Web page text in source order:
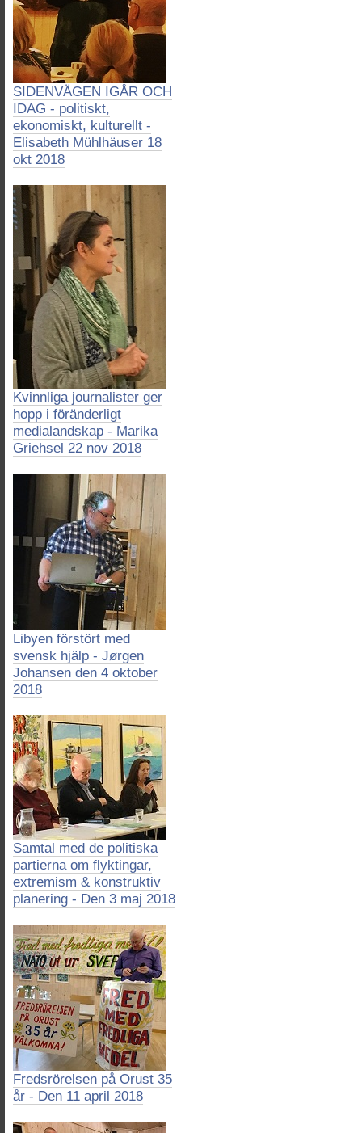
SIDENVÄGEN IGÅR OCH
IDAG - politiskt,
ekonomiskt, kulturellt -
Elisabeth Mühlhäuser 18
okt 2018
Kvinnliga journalister ger
hopp i föränderligt
medialandskap - Marika
Griehsel 22 nov 2018
Libyen förstört med
svensk hjälp - Jørgen
Johansen den 4 oktober
2018
Samtal med de politiska
partierna om flyktingar,
extremism & konstruktiv
planering - Den 3 maj 2018
Fredsrörelsen på Orust 35
år - Den 11 april 2018